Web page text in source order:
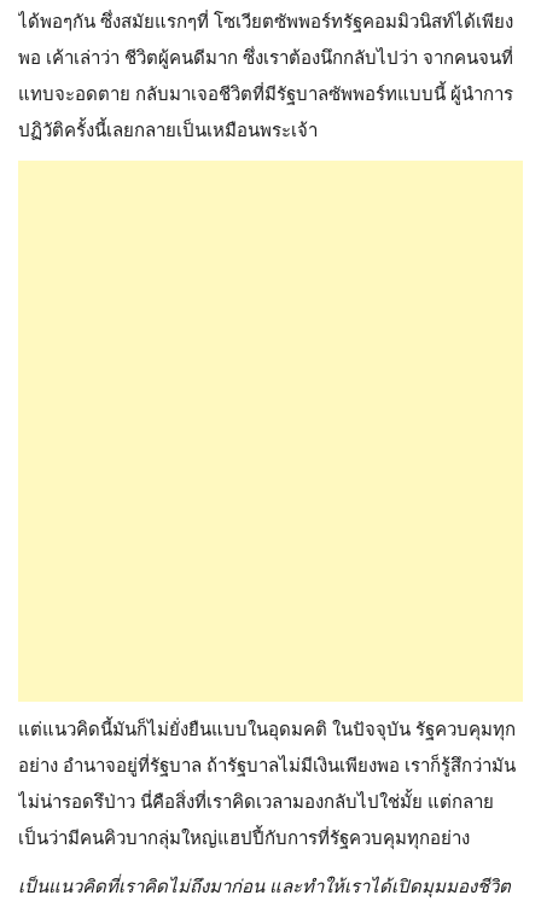
ได้พอๆกัน ซึ่งสมัยแรกๆที่ โซเวียตซัพพอร์ทรัฐคอมมิวนิสท์ได้เพียง
พอ เค้าเล่าว่า ชีวิตผู้คนดีมาก ซึ่งเราต้องนึกกลับไปว่า จากคนจนที่
แทบจะอดตาย กลับมาเจอชีวิตที่มีรัฐบาลซัพพอร์ทแบบนี้ ผู้นำการ
ปฏิวัติครั้งนี้เลยกลายเป็นเหมือนพระเจ้า
แต่แนวคิดนี้มันก็ไม่ยั่งยืนแบบในอุดมคติ ในปัจจุบัน รัฐควบคุมทุก
อย่าง อำนาจอยู่ที่รัฐบาล ถ้ารัฐบาลไม่มีเงินเพียงพอ เราก็รู้สึกว่ามัน
ไม่น่ารอดรึป่าว นี่คือสิ่งที่เราคิดเวลามองกลับไปใช่มั้ย แต่กลาย
เป็นว่ามีคนคิวบากลุ่มใหญ่แฮปปี้กับการที่รัฐควบคุมทุกอย่าง
เป็นแนวคิดที่เราคิดไม่ถึงมาก่อน และทำให้เราได้เปิดมุมมองชีวิต